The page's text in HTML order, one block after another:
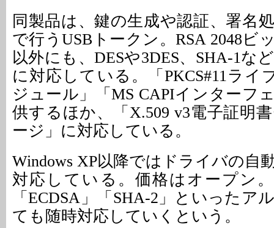
同製品は、鍵の生成や認証、署名
で行うUSBトークン。RSA 2048ビ
以外にも、DESや3DES、SHA-1な
に対応している。「PKCS#11ライ
ジュール」「MS CAPIインターフ
供するほか、「X.509 v3電子証明
ージ」に対応している。
Windows XP以降ではドライバの自
対応している。価格はオープン
「ECDSA」「SHA-2」といったア
ても随時対応していくという。